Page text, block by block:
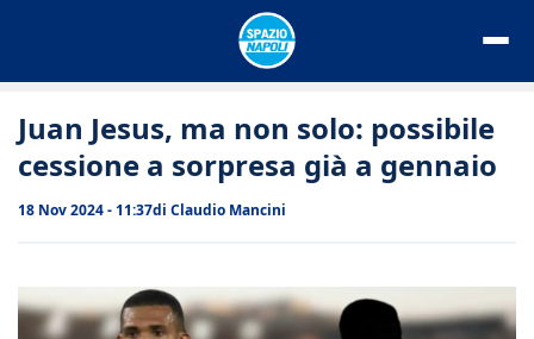
Juan Jesus, ma non solo: possibile
cessione a sorpresa già a gennaio
18 Nov 2024 - 11:37di Claudio Mancini